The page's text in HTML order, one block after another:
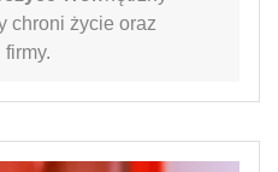
chroni życie oraz